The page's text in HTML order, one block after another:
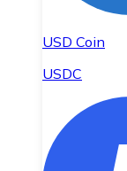
USD Coin
USDC